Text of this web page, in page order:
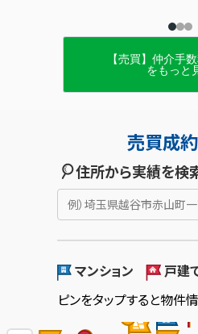
・ 継続的、執拗な言動（同じ内
・ 拘束的な言動（不退去、居座
場合には、従業員を守るために
織として毅然とした対応を行う
ス提供を中止させていただくこと
また、暴行、傷害、脅迫などの
ついては警察へ通報するなど、
さらに、カスタマーハラスメン
へのケアを行うとともに、従業
ラスメントの防止に取り組みま
ものです。
【売買】仲介手
をもっと